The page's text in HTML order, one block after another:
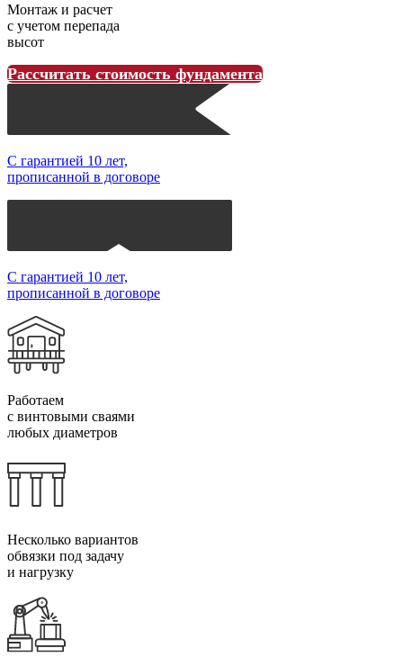
Монтаж и расчет
с учетом перепада
высот
Рассчитать стоимость фундамента
С гарантией 10 лет,
прописанной в договоре
С гарантией 10 лет,
прописанной в договоре
Работаем
с винтовыми сваями
любых диаметров
Несколько вариантов
обвязки под задачу
и нагрузку